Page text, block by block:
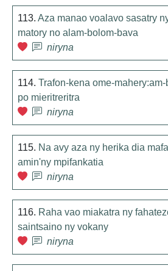
113. Aza manao voalavo sasatry
matory no alam-bolom-bava
niryna
114. Trafon-kena ome-
po mieritreritra
niryna
115. Na avy aza ny herika dia
amin'ny mpifankatia
niryna
116. Raha vao miakatra ny
saintsaino ny vokany
niryna